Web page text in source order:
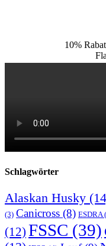
10%
Schlagwörter
Alaskan Husky
(3) Canicross (8) ESDRA
(12) FSSC (39)